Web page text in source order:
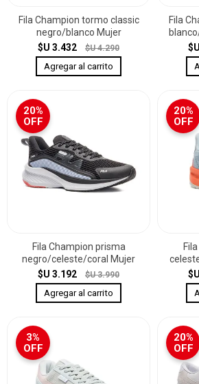
Fila Champion tormo classic
negro/blanco Mujer
$U 3.432
$U 4.290
Fila
20%
OFF
Fila Champion prisma
negro/celeste/coral Mujer
$U 3.192
$U 3.990
20%
OFF
3%
OFF
20%
OFF